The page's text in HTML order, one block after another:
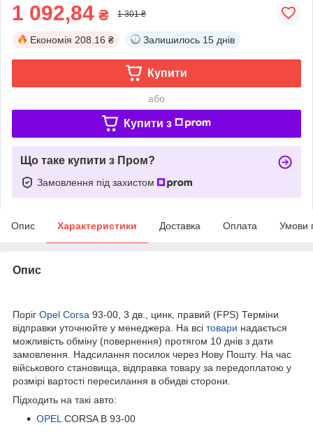
1 092,84 ₴ 1 301 ₴
Економія 208.16 ₴ Залишилось 15 днів
Купити
або
Купити з
Що таке купити з Пром?
Замовлення під захистом
Опис Характеристики Доставка Оплата Умови
Опис
Поріг Opel Corsa 93-00, 3 дв., цинк, правий (FPS) Терміни
відправки уточнюйте у менеджера. На всі товари надається
можливість обміну (повернення) протягом 10 днів з дати
замовлення. Надсилання посилок через Нову Пошту. На час
військового становища, відправка товару за передоплатою у
розмірі вартості пересилання в обидві сторони.
Підходить на такі авто:
OPEL CORSA B 93-00